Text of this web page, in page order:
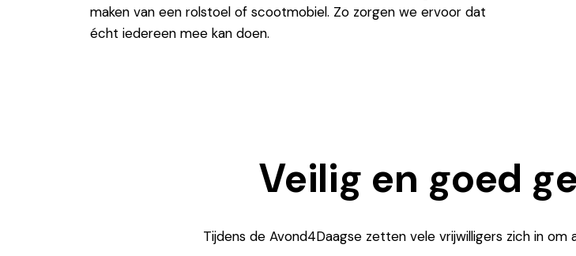
maken van een rolstoel of scootmobiel. Zo zorgen we ervoor dat
écht iedereen mee kan doen.
Veilig en goed
Tijdens de Avond4Daagse zetten vele vrijwilligers zich in om